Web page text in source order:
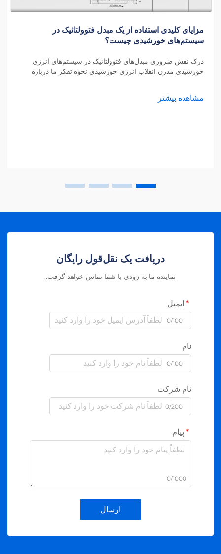
مزایای کلیدی استفاده از یک مبدل فتوولتائیک در
سیستم‌های خورشیدی چیست؟
درک نقش ضروری مبدل‌های فتوولتائیک در سیستم‌های انرژی
خورشیدی مدرن انقلاب انرژی خورشیدی نحوه تفکر ما درباره
فتوولتائیک قرار دارد. این اس...
مشاهده بیشتر
دریافت یک نقل‌قول رایگان
نماینده ما به زودی با شما تماس خواهد گرفت.
ایمیل
0/100
نام
0/100
نام شرکت
0/200
پیام
0/1000
ارسال